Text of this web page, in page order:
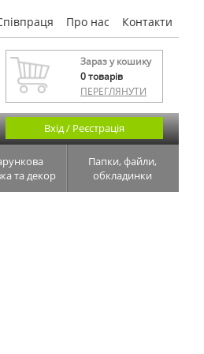
Про нас Контакти
Зараз у кошику
0товарів
ПЕРЕГЛЯНУТИ
Вхід / Реєстрація
та декор
Папки, файли,
обкладинки